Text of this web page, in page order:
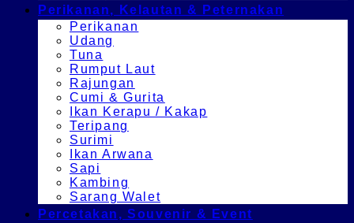
Perikanan, Kelautan & Peternakan
Perikanan
Udang
Tuna
Rumput Laut
Rajungan
Cumi & Gurita
Ikan Kerapu / Kakap
Teripang
Surimi
Ikan Arwana
Sapi
Kambing
Sarang Walet
Percetakan, Souvenir & Event